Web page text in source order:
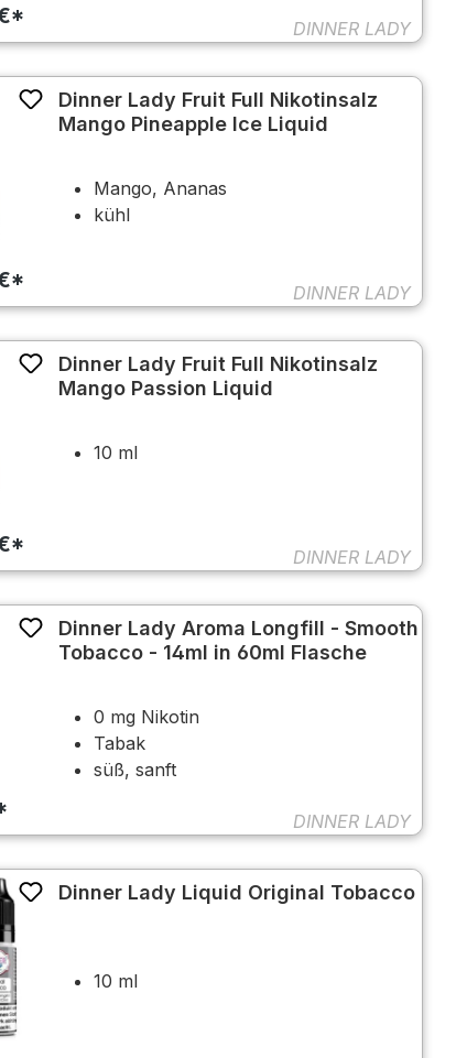
DINNER LADY
Dinner Lady Fruit Full Nikotinsalz
Mango Pineapple Ice Liquid
Mango, Ananas
kühl
DINNER LADY
Dinner Lady Fruit Full Nikotinsalz
Mango Passion Liquid
10 ml
DINNER LADY
Dinner Lady Aroma Longfill - Smooth
Tobacco - 14ml in 60ml Flasche
0 mg Nikotin
Tabak
süß, sanft
DINNER LADY
Dinner Lady Liquid Original Tobacco
10 ml